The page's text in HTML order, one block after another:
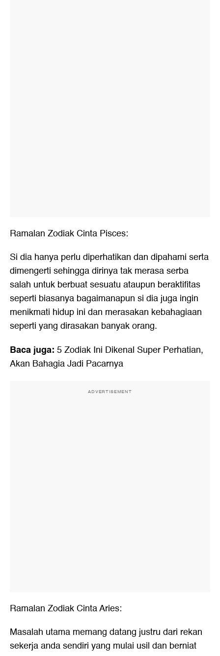
Ramalan Zodiak Cinta Pisces:
Si dia hanya perlu diperhatikan dan dipahami serta
dimengerti sehingga dirinya tak merasa serba
salah untuk berbuat sesuatu ataupun beraktifitas
seperti biasanya bagaimanapun si dia juga ingin
menikmati hidup ini dan merasakan kebahagiaan
seperti yang dirasakan banyak orang.
Baca juga: 5 Zodiak Ini Dikenal Super Perhatian,
Akan Bahagia Jadi Pacarnya
ADVERTISEMENT
Ramalan Zodiak Cinta Aries:
Masalah utama memang datang justru dari rekan
sekerja anda sendiri yang mulai usil dan berniat